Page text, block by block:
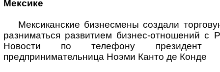
Мексике
Мексиканские бизнесмены создали
разниматься развитием бизнес-отношений
Новости по телефону президент
предпринимательница Ноэми Канто де Конде